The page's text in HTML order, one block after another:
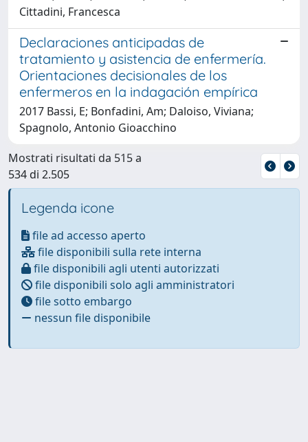
Cittadini, Francesca
Declaraciones anticipadas de
tratamiento y asistencia de enfermería.
Orientaciones decisionales de los
enfermeros en la indagación empírica
2017 Bassi, E; Bonfadini, Am; Daloiso, Viviana;
Spagnolo, Antonio Gioacchino
Mostrati risultati da 515 a
534 di 2.505
Legenda icone
file ad accesso aperto
file disponibili sulla rete interna
file disponibili agli utenti autorizzati
file disponibili solo agli amministratori
file sotto embargo
nessun file disponibile